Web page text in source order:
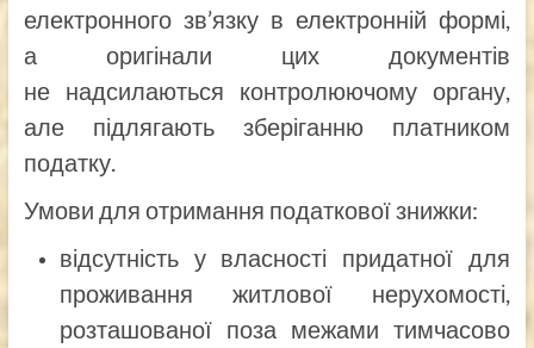
електронного зв’язку в електронній формі,
а оригінали цих документів
не надсилаються контролюючому органу,
але підлягають зберіганню платником
податку.
Умови для отримання податкової знижки:
відсутність у власності придатної для
проживання житлової нерухомості,
розташованої поза межами тимчасово